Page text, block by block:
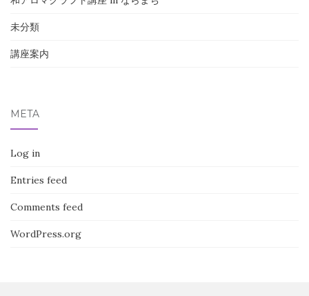
未分類
講座案内
META
Log in
Entries feed
Comments feed
WordPress.org